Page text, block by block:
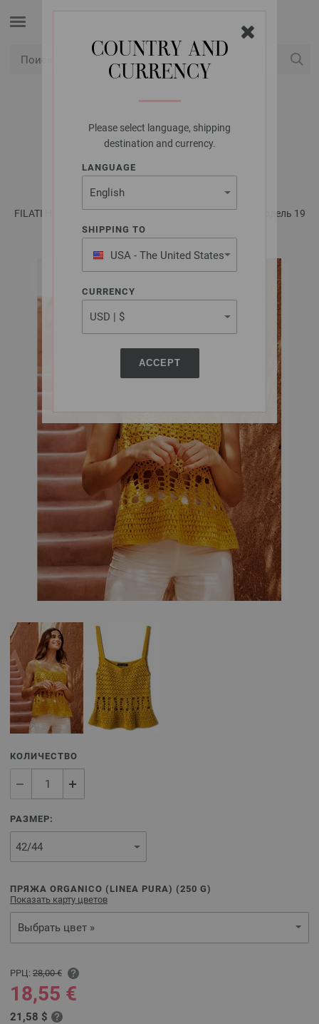
COUNTRY AND
CURRENCY
Please select language, shipping
destination and currency.
LANGUAGE
SHIPPING TO
USA - The United States
of America
CURRENCY
ACCEPT
LANA GROSSA
ТОП ORGANICO
FILATI Häkeln No. 5 - инструкции на русском языке | Модель 19
КОЛИЧЕСТВО
РАЗМЕР:
ПРЯЖА ORGANICO (LINEA PURA) (250 G)
Показать карту цветов
Выбрать цвет »
РРЦ: 28,00 €
18,55 €
21,58 $